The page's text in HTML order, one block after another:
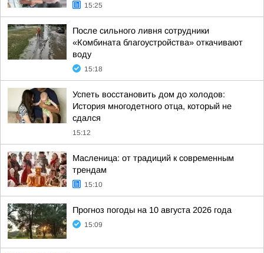
15:25
После сильного ливня сотрудники
«Комбината благоустройства» откачивают
воду
15:18
Успеть восстановить дом до холодов:
История многодетного отца, который не
сдался
15:12
Масленица: от традиций к современным
трендам
15:10
Прогноз погоды на 10 августа 2026 года
15:09